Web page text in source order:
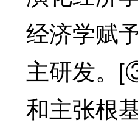
经济学赋
主研发。
和主张根